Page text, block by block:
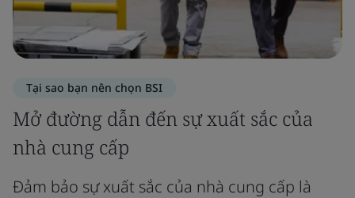
Tại sao bạn nên chọn BSI
Mở đường dẫn đến sự xuất sắc của
nhà cung cấp
Đảm bảo sự xuất sắc của nhà cung cấp là